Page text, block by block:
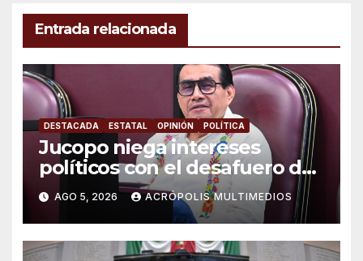
Entrada relacionada
DESTACADA ESTATAL OPINIÓN POLÍTICA
Jucopo niega intereses
políticos con el desafuero de
alcaldes
AGO 5, 2026 ACRÓPOLIS MULTIMEDIOS